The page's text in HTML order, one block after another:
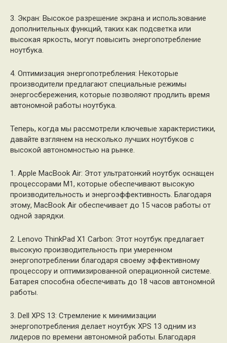
3. Экран: Высокое разрешение экрана и использование
дополнительных функций, таких как подсветка или
высокая яркость, могут повысить энергопотребление
ноутбука.
4. Оптимизация энергопотребления: Некоторые
производители предлагают специальные режимы
энергосбережения, которые позволяют продлить время
автономной работы ноутбука.
Теперь, когда мы рассмотрели ключевые характеристики,
давайте взглянем на несколько лучших ноутбуков с
высокой автономностью на рынке.
1. Apple MacBook Air: Этот ультратонкий ноутбук оснащен
процессорами M1, которые обеспечивают высокую
производительность и энергоэффективность. Благодаря
этому, MacBook Air обеспечивает до 15 часов работы от
одной зарядки.
2. Lenovo ThinkPad X1 Carbon: Этот ноутбук предлагает
высокую производительность при умеренном
энергопотреблении благодаря своему эффективному
процессору и оптимизированной операционной системе.
Батарея способна обеспечивать до 18 часов автономной
работы.
3. Dell XPS 13: Стремление к минимизации
энергопотребления делает ноутбук XPS 13 одним из
лидеров по времени автономной работы. Благодаря